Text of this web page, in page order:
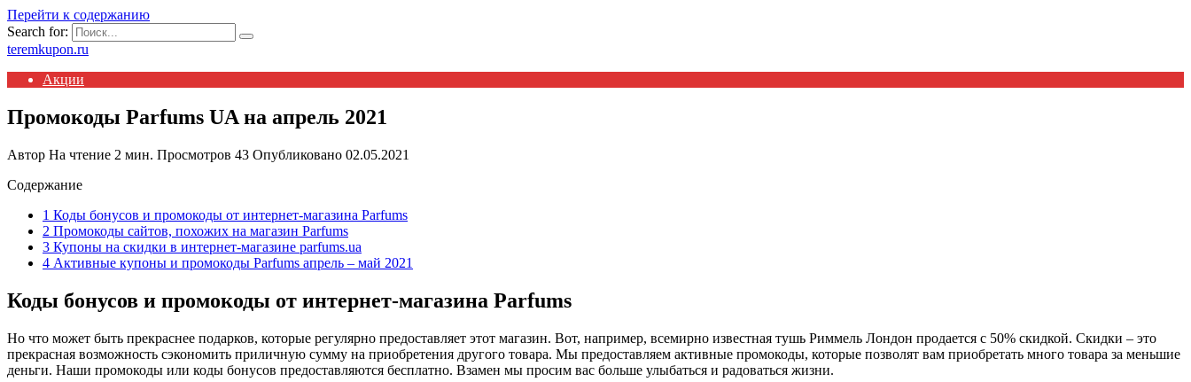
Перейти к содержанию
Search for:
teremkupon.ru
Акции
Промокоды Parfums UA на апрель 2021
Автор На чтение 2 мин. Просмотров 43 Опубликовано 02.05.2021
Содержание
1 Коды бонусов и промокоды от интернет-магазина Parfums
2 Промокоды сайтов, похожих на магазин Parfums
3 Купоны на скидки в интернет-магазине parfums.ua
4 Активные купоны и промокоды Parfums апрель – май 2021
Коды бонусов и промокоды от интернет-магазина Parfums
Но что может быть прекраснее подарков, которые регулярно предоставляет этот магазин. Вот, например, всемирно известная тушь Риммель Лондон продается с 50% скидкой. Скидки – это
прекрасная возможность сэкономить приличную сумму на приобретения другого товара. Мы предоставляем активные промокоды, которые позволят вам приобретать много товара за меньшие
деньги. Наши промокоды или коды бонусов предоставляются бесплатно. Взамен мы просим вас больше улыбаться и радоваться жизни.